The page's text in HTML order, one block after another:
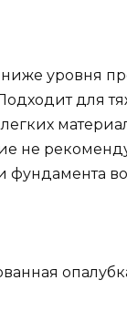
уровня
для
не
фундамента